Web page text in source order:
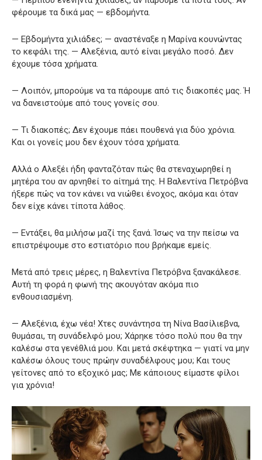
φέρουμε τα δικά μας — εβδομήντα.
— Εβδομήντα χιλιάδες; — αναστέναξε η Μαρίνα κουνώντας
το κεφάλι της. — Αλεξένια, αυτό είναι μεγάλο ποσό. Δεν
έχουμε τόσα χρήματα.
— Λοιπόν, μπορούμε να τα πάρουμε από τις διακοπές μας. Ή
να δανειστούμε από τους γονείς σου.
— Τι διακοπές; Δεν έχουμε πάει πουθενά για δύο χρόνια.
Και οι γονείς μου δεν έχουν τόσα χρήματα.
Αλλά ο Αλεξέι ήδη φανταζόταν πώς θα στεναχωρηθεί η
μητέρα του αν αρνηθεί το αίτημά της. Η Βαλεντίνα Πετρόβνα
ήξερε πώς να τον κάνει να νιώθει ένοχος, ακόμα και όταν
δεν είχε κάνει τίποτα λάθος.
— Εντάξει, θα μιλήσω μαζί της ξανά. Ίσως να την πείσω να
επιστρέψουμε στο εστιατόριο που βρήκαμε εμείς.
Μετά από τρεις μέρες, η Βαλεντίνα Πετρόβνα ξανακάλεσε.
Αυτή τη φορά η φωνή της ακουγόταν ακόμα πιο
ενθουσιασμένη.
— Αλεξένια, έχω νέα! Χτες συνάντησα τη Νίνα Βασίλιεβνα,
θυμάσαι, τη συνάδελφό μου; Χάρηκε τόσο πολύ που θα την
καλέσω στα γενέθλιά μου. Και μετά σκέφτηκα — γιατί να μην
καλέσω όλους τους πρώην συναδέλφους μου; Και τους
γείτονες από το εξοχικό μας; Με κάποιους είμαστε φίλοι
για χρόνια!